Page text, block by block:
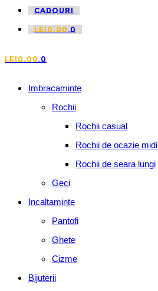
CADOURI
LEI0,00 0
LEI0,00 0
Imbracaminte
Rochii
Rochii casual
Rochii de ocazie midi
Rochii de seara lungi
Geci
Incaltaminte
Pantofi
Ghete
Cizme
Bijuterii